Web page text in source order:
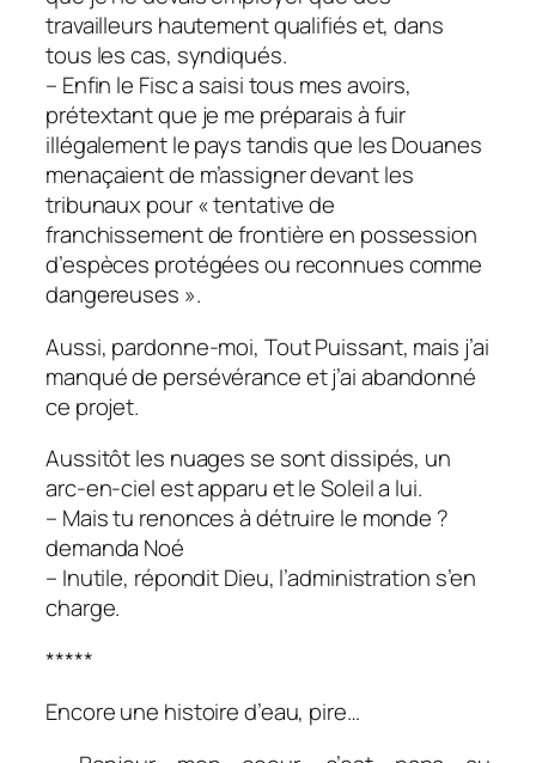
travailleurs hautement qualifiés et, dans
tous les cas, syndiqués.
– Enfin le Fisc a saisi tous mes avoirs,
prétextant que je me préparais à fuir
illégalement le pays tandis que les Douanes
menaçaient de m’assigner devant les
tribunaux pour « tentative de
franchissement de frontière en possession
d’espèces protégées ou reconnues comme
dangereuses ».
Aussi, pardonne-moi, Tout Puissant, mais j’ai
manqué de persévérance et j’ai abandonné
ce projet.
Aussitôt les nuages se sont dissipés, un
arc-en-ciel est apparu et le Soleil a lui.
– Mais tu renonces à détruire le monde ?
demanda Noé
– Inutile, répondit Dieu, l’administration s’en
charge.
*****
Encore une histoire d’eau, pire…